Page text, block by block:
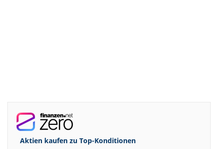
Aktien kaufen zu Top-Konditionen